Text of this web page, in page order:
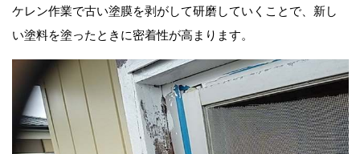
ケレン作業で古い塗膜を剥がして研磨していくことで、新し
い塗料を塗ったときに密着性が高まります。